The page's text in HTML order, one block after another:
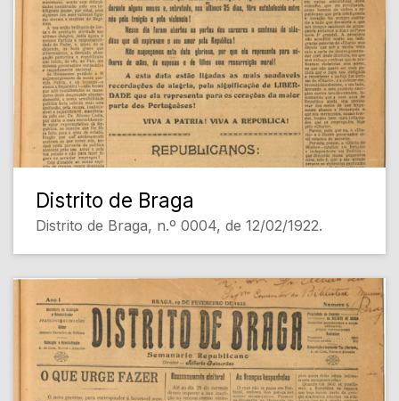
Distrito de Braga
Distrito de Braga, n.º 0004, de 12/02/1922.